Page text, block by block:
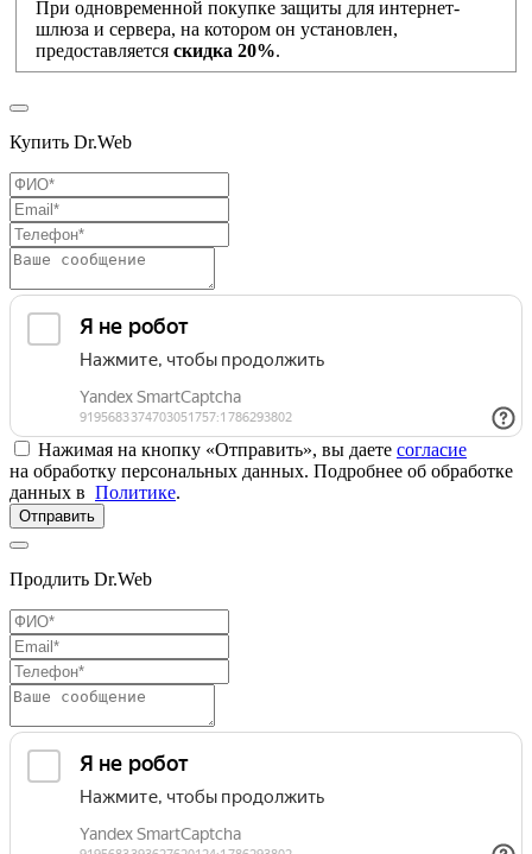
При одновременной покупке защиты для интернет-
шлюза и сервера, на котором он установлен,
предоставляется скидка 20%.
Купить Dr.Web
Нажимая на кнопку «Отправить», вы даете согласие
на обработку персональных данных. Подробнее об обработке
данных в Политике.
Отправить
Продлить Dr.Web